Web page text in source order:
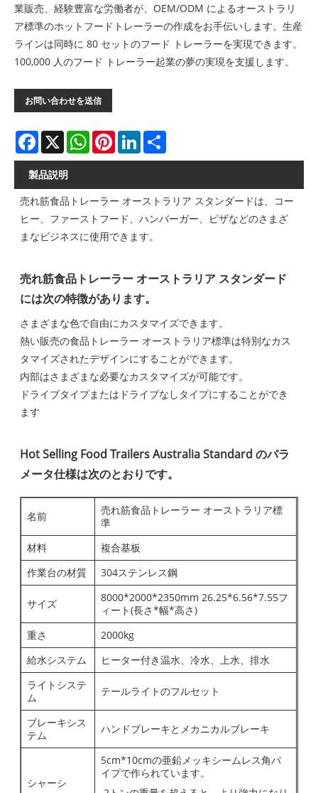
業販売、経験豊富な労働者が、OEM/ODM によるオーストラリ
ア標準のホットフードトレーラーの作成をお手伝いします。生産
ラインは同時に 80 セットのフード トレーラーを実現できます。
100,000 人のフード トレーラー起業の夢の実現を支援します。
お問い合わせを送信
Facebook
X WhatsAppPinterestLinkedIn
製品説明
売れ筋食品トレーラー オーストラリア スタンダードは、コー
ヒー、ファーストフード、ハンバーガー、ピザなどのさまざ
まなビジネスに使用できます。
売れ筋食品トレーラー オーストラリア スタンダード
には次の特徴があります。
さまざまな色で自由にカスタマイズできます。
熱い販売の食品トレーラー オーストラリア標準は特別なカス
タマイズされたデザインにすることができます。
内部はさまざまな必要なカスタマイズが可能です。
ドライブタイプまたはドライブなしタイプにすることができ
ます
Hot Selling Food Trailers Australia Standard のパラ
メータ仕様は次のとおりです。
名前
売れ筋食品トレーラー オーストラリア標
準
材料
複合基板
作業台の材質
304ステンレス鋼
サイズ
8000*2000*2350mm 26.25*6.56*7.55フ
ィート(長さ*幅*高さ)
重さ
2000kg
給水システム
ヒーター付き温水、冷水、上水、排水
ライトシステ
ム
テールライトのフルセット
ブレーキシス
テム
ハンドブレーキとメカニカルブレーキ
シャーシ
5cm*10cmの亜鉛メッキシームレス角パ
イプで作られています。